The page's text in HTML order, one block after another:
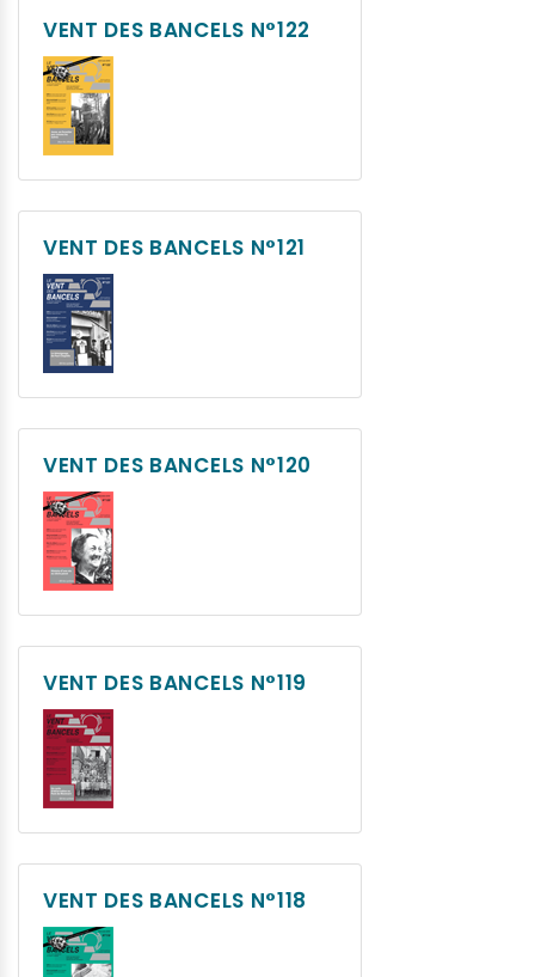
VENT DES BANCELS N°122
VENT DES BANCELS N°121
VENT DES BANCELS N°120
VENT DES BANCELS N°119
VENT DES BANCELS N°118